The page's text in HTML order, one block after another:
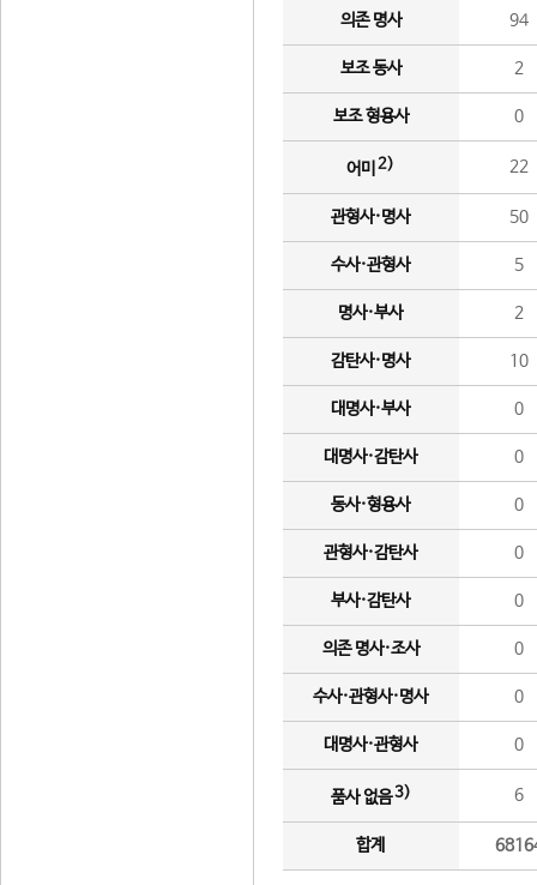
의존 명사 94
보조 동사 2
보조 형용사 0
어미 2) 22
관형사·명사 50
수사·관형사 5
명사·부사 2
감탄사·명사 10
대명사·부사 0
대명사·감탄사 0
동사·형용사 0
관형사·감탄사 0
부사·감탄사 0
의존 명사·조사 0
수사·관형사·명사 0
대명사·관형사 0
품사 없음3) 6
합계